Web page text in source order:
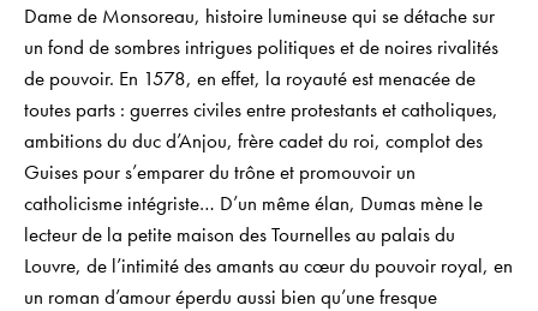
Dame de Monsoreau, histoire lumineuse qui se détache sur
un fond de sombres intrigues politiques et de noires rivalités
de pouvoir. En 1578, en effet, la royauté est menacée de
toutes parts : guerres civiles entre protestants et catholiques,
ambitions du duc d’Anjou, frère cadet du roi, complot des
Guises pour s’emparer du trône et promouvoir un
catholicisme intégriste… D’un même élan, Dumas mène le
lecteur de la petite maison des Tournelles au palais du
Louvre, de l’intimité des amants au cœur du pouvoir royal, en
un roman d’amour éperdu aussi bien qu’une fresque